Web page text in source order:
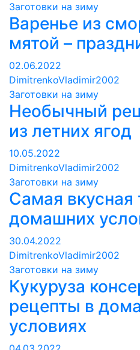
Заготовки на зиму
Варенье из
мятой –
02.06.2022
DimitrenkoVladimir2002
Заготовки на зиму
Необычный
из летних ягод
10.05.2022
DimitrenkoVladimir2002
Заготовки на зиму
Самая вкусная
домашних
30.04.2022
DimitrenkoVladimir2002
Заготовки на зиму
Кукуруза
рецепты в
условиях